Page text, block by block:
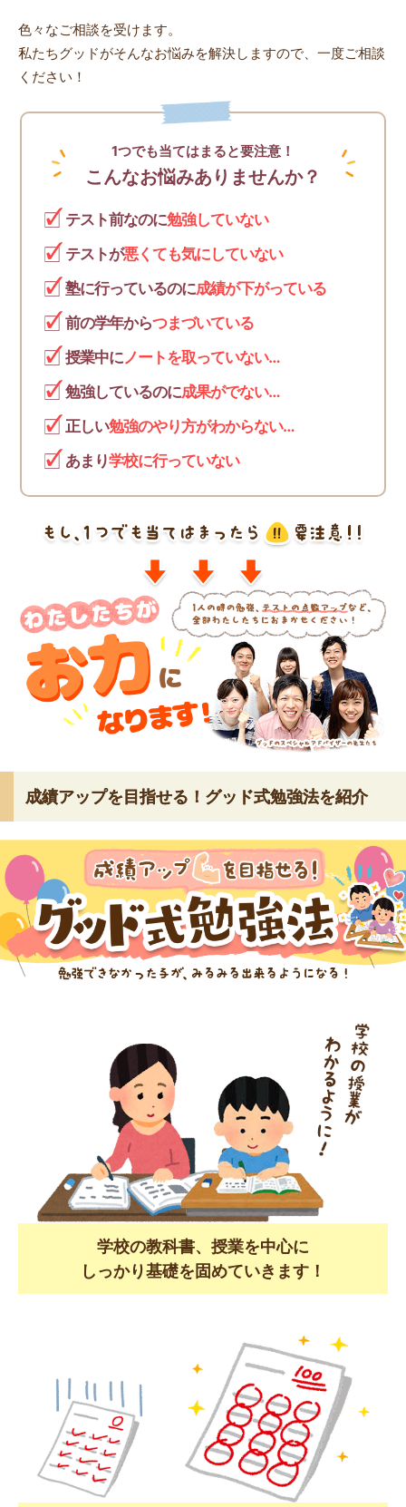
色々なご相談を受けます。
私たちグッドがそんなお悩みを解決しますので、一度ご相談
ください！
1つでも当てはまると要注意！
こんなお悩みありませんか？
テスト前なのに勉強していない
テストが悪くても気にしていない
塾に行っているのに成績が下がっている
前の学年からつまづいている
授業中にノートを取っていない…
勉強しているのに成果がでない…
正しい勉強のやり方がわからない…
あまり学校に行っていない
成績アップを目指せる！グッド式勉強法を紹介
学校の教科書、授業を中心に
しっかり基礎を固めていきます！